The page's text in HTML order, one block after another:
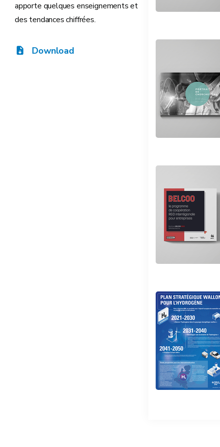
apporte quelques enseignements et
des tendances chiffrées.
Download